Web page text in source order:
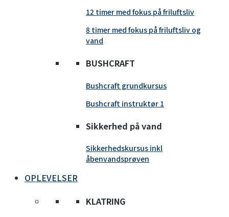
12 timer med fokus på friluftsliv
8 timer med fokus på friluftsliv og
vand
BUSHCRAFT
Bushcraft grundkursus
Bushcraft instruktør 1
Sikkerhed på vand
Sikkerhedskursus inkl
åbenvandsprøven
OPLEVELSER
KLATRING